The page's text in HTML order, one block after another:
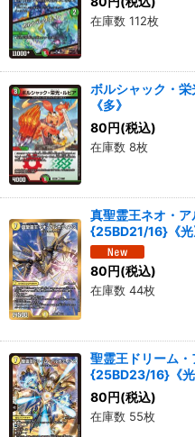
在庫数 112枚
ボルシャック・
《多》
80円(税込)
在庫数 8枚
真聖霊王ネオ・ア
{25BD21/16}《光
80円(税込)
在庫数 44枚
聖霊王ドリーム・
{25BD23/16}《光
80円(税込)
在庫数 55枚